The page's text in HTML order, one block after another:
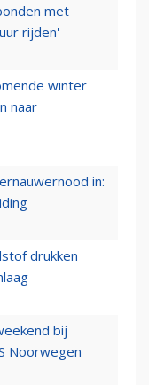
met
rijden'
winter
naar
in:
drukken
bij
Noorwegen